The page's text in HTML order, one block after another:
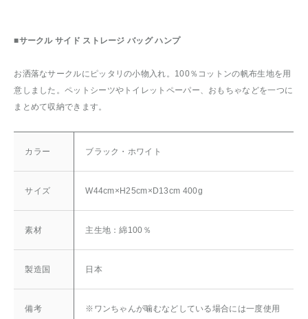
■サークル サイド ストレージ バッグ ハンプ
お洒落なサークルにピッタリの小物入れ。100％コットンの帆布生地を用
意しました。ペットシーツやトイレットペーパー、おもちゃなどを一つに
まとめて収納できます。
カラー ブラック・ホワイト
サイズ W44cm×H25cm×D13cm 400g
素材 主生地：綿100％
製造国 日本
備考
※ワンちゃんが噛むなどしている場合には一度使用